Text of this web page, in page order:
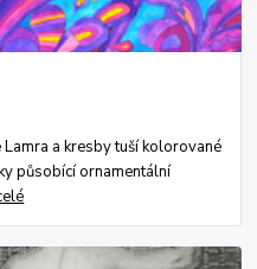
a kresby tuší kolorované
působící ornamentální